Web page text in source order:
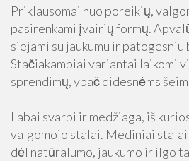
Priklausomai nuo poreikių,
pasirenkami įvairių formų.
siejami su jaukumu ir patogesniu
Stačiakampiai variantai laikomi
sprendimų, ypač didesnėms
Labai svarbi ir medžiaga, iš
valgomojo stalai. Mediniai stalai
dėl natūralumo, jaukumo ir ilgo